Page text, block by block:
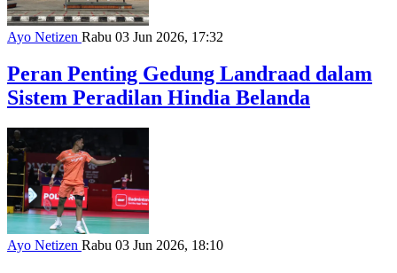
Ayo Netizen Rabu 03 Jun 2026, 17:32
Peran Penting Gedung Landraad dalam
Sistem Peradilan Hindia Belanda
Ayo Netizen Rabu 03 Jun 2026, 18:10